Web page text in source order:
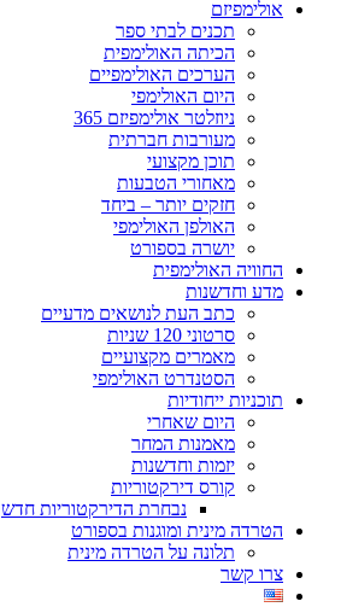
אולימפיזם
תכנים לבתי ספר
הכיתה האולימפית
הערכים האולימפיים
היום האולימפי
ניוזלטר אולימפיזם 365
מעורבות חברתית
תוכן מקצועי
מאחורי הטבעות
חזקים יותר – ביחד
האולפן האולימפי
יושרה בספורט
החוויה האולימפית
מדע וחדשנות
כתב העת לנושאים מדעיים
סרטוני 120 שניות
מאמרים מקצועיים
הסטנדרט האולימפי
תוכניות ייחודיות
היום שאחרי
מאמנות המחר
יזמות וחדשנות
קורס דירקטוריות
נבחרת הדירקטוריות חדש
הטרדה מינית ומוגנות בספורט
תלונה על הטרדה מינית
צרו קשר